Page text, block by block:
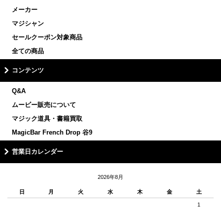
メーカー
マジシャン
セールクーポン対象商品
全ての商品
コンテンツ
Q&A
ムービー販売について
マジック道具・書籍買取
MagicBar French Drop 谷9
営業日カレンダー
2026年8月
日 月 火 水 木 金 土
1